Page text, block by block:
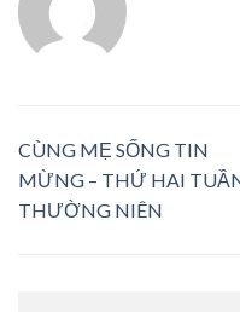
CÙNG MẸ SỐNG TIN
MỪNG – THỨ HAI
THƯỜNG NIÊN